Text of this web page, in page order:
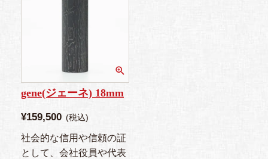
gene(ジェーネ) 18mm
¥159,500 税込
社会的な信用や信頼の証
として、会社役員や代表